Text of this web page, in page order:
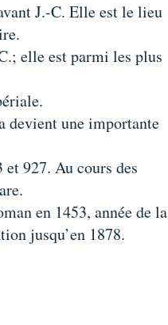
J.-C. Elle est le lieu
elle est parmi les plus
devient une importante
927. Au cours des
en 1453, année de la
jusqu’en 1878.